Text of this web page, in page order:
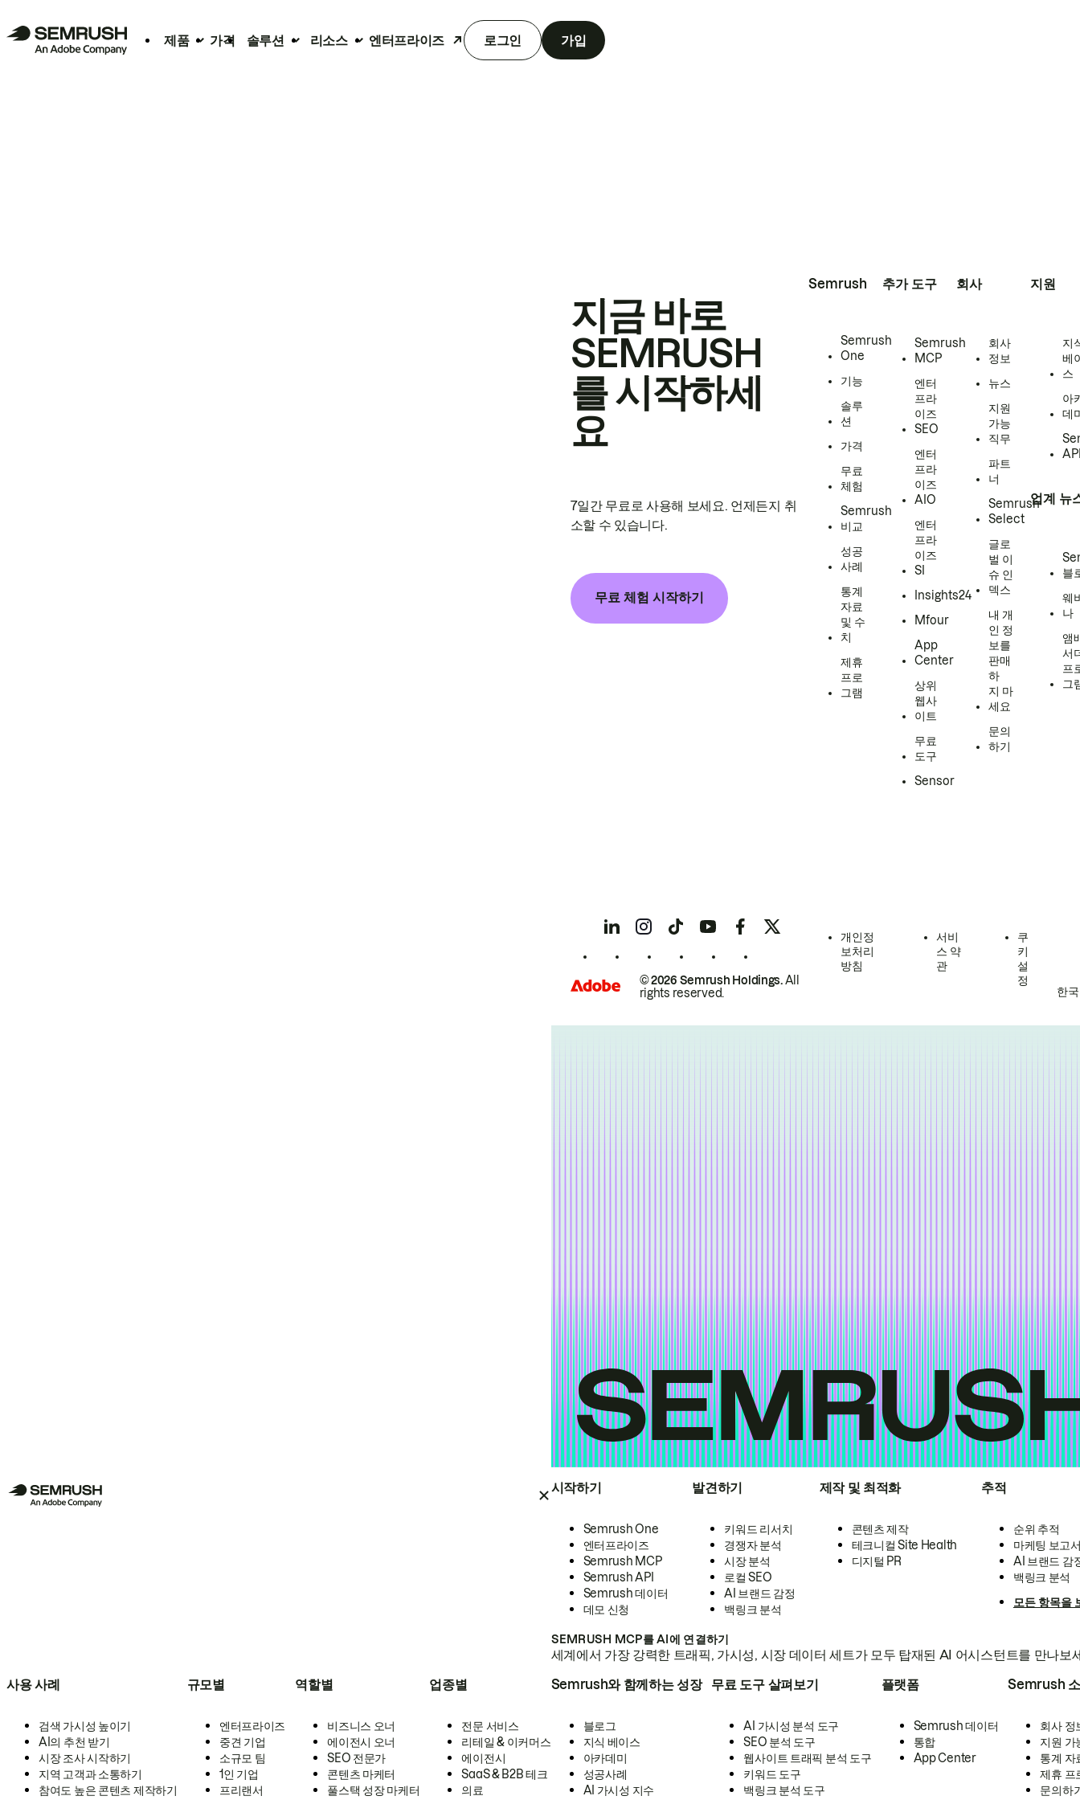
제품 가격 솔루션 리소스 엔터프라이즈 로그인 가입
시작하기
Semrush One
엔터프라이즈
Semrush MCP
Semrush API
Semrush 데이터
데모 신청
발견하기
키워드 리서치
경쟁자 분석
시장 분석
로컬 SEO
AI 브랜드 감정
백링크 분석
제작 및 최적화
콘텐츠 제작
테크니컬 Site Health
디지털 PR
추적
순위 추적
마케팅 보고
AI 브랜드 감
백링크 분석
모든 항목을
SEMRUSH MCP를 AI에 연결하기
세계에서 가장 강력한 트래픽, 가시성, 시장 데이터 세트가 모두 탑재된 AI 어시스턴트를 만나보
사용 사례
검색 가시성 높이기
AI의 추천 받기
시장 조사 시작하기
지역 고객과 소통하기
참여도 높은 콘텐츠 제작하기
규모별
엔터프라이즈
중견 기업
소규모 팀
1인 기업
프리랜서
역할별
비즈니스 오너
에이전시 오너
SEO 전문가
콘텐츠 마케터
풀스택 성장 마케터
업종별
전문 서비스
리테일 & 이커머스
에이전시
SaaS & B2B 테크
의료
Semrush와 함께하는 성장
블로그
지식 베이스
아카데미
성공사례
AI 가시성 지수
무료 도구 살펴보기
AI 가시성 분석 도구
SEO 분석 도구
웹사이트 트래픽 분석 도구
키워드 도구
백링크 분석 도구
플랫폼
Semrush 데이터
통합
App Center
Semrush
회사 정
지원 가
통계 자
제휴 프
문의하
지금 바로
SEMRUSH
를 시작하세
요
7일간 무료로 사용해 보세요. 언제든지 취
소할 수 있습니다.
무료 체험 시작하기
Semrush
Semrush
One
기능
솔루
션
가격
무료
체험
Semrush
비교
성공
사례
통계
자료
및 수
치
제휴
프로
그램
추가 도구
Semrush
MCP
엔터
프라
이즈
SEO
엔터
프라
이즈
AIO
엔터
프라
이즈
SI
Insights24
Mfour
App
Center
상위
웹사
이트
무료
도구
Sensor
회사
회사
정보
뉴스
지원
가능
직무
파트
너
Semrush
Select
글로
벌 이
슈 인
덱스
내 개
인 정
보를
판매
하
지 마
세요
문의
하기
지원
지
베
스
아
데
업계 뉴
블
웨
나
앰
서
프
그
© 2026 Semrush Holdings.All
rights reserved.
개인정
보처리
방침
서비
스 약
관
쿠
키
설
정
한